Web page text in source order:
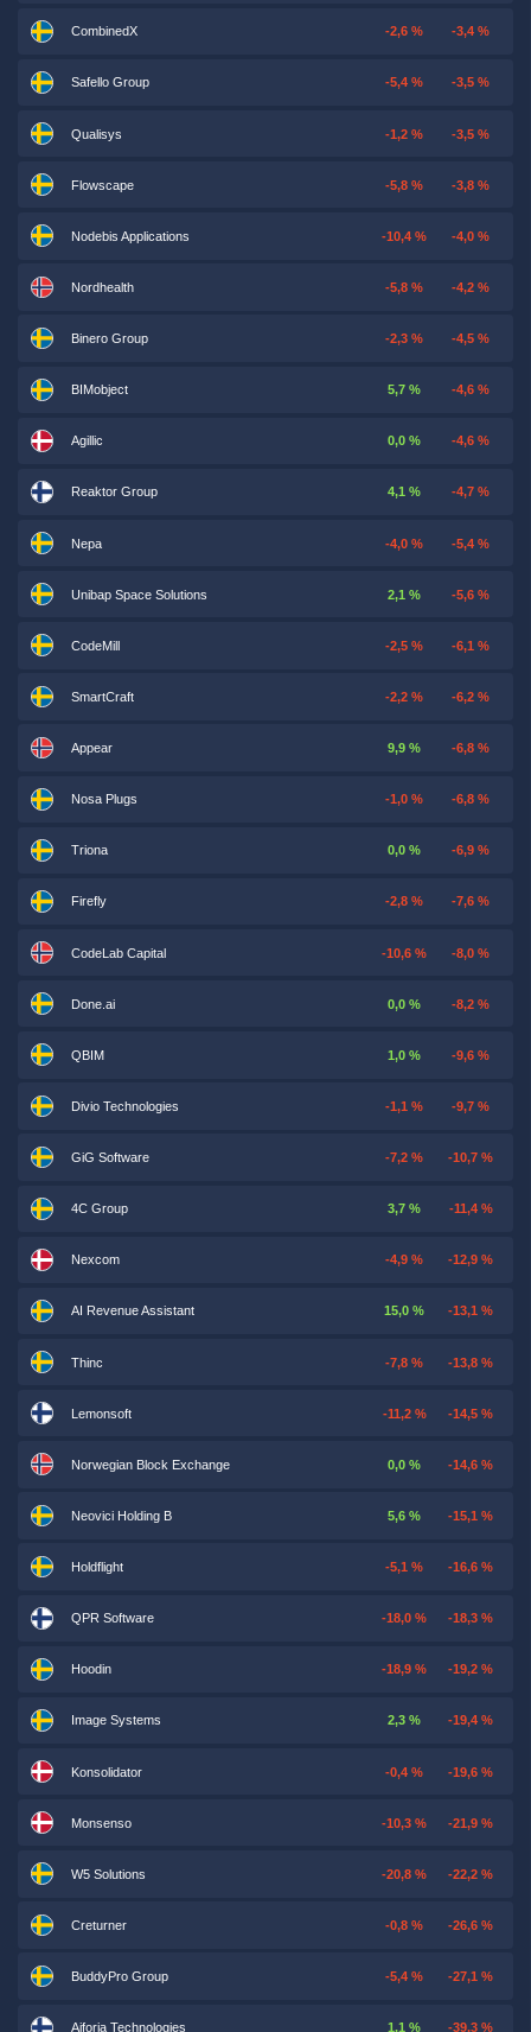
CombinedX -2,6 % -3,4 %
Safello Group -5,4 % -3,5 %
Qualisys -1,2 % -3,5 %
Flowscape -5,8 % -3,8 %
Nodebis Applications -10,4 % -4,0 %
Nordhealth -5,8 % -4,2 %
Binero Group -2,3 % -4,5 %
BIMobject 5,7 % -4,6 %
Agillic 0,0 % -4,6 %
Reaktor Group 4,1 % -4,7 %
Nepa -4,0 % -5,4 %
Unibap Space Solutions 2,1 % -5,6 %
CodeMill -2,5 % -6,1 %
SmartCraft -2,2 % -6,2 %
Appear 9,9 % -6,8 %
Nosa Plugs -1,0 % -6,8 %
Triona 0,0 % -6,9 %
Firefly -2,8 % -7,6 %
CodeLab Capital -10,6 % -8,0 %
Done.ai 0,0 % -8,2 %
QBIM 1,0 % -9,6 %
Divio Technologies -1,1 % -9,7 %
GiG Software -7,2 % -10,7 %
4C Group 3,7 % -11,4 %
Nexcom -4,9 % -12,9 %
AI Revenue Assistant 15,0 % -13,1 %
Thinc -7,8 % -13,8 %
Lemonsoft -11,2 % -14,5 %
Norwegian Block Exchange 0,0 % -14,6 %
Neovici Holding B 5,6 % -15,1 %
Holdflight -5,1 % -16,6 %
QPR Software -18,0 % -18,3 %
Hoodin -18,9 % -19,2 %
Image Systems 2,3 % -19,4 %
Konsolidator -0,4 % -19,6 %
Monsenso -10,3 % -21,9 %
W5 Solutions -20,8 % -22,2 %
Creturner -0,8 % -26,6 %
BuddyPro Group -5,4 % -27,1 %
Aiforia Technologies 1,1 % -39,3 %